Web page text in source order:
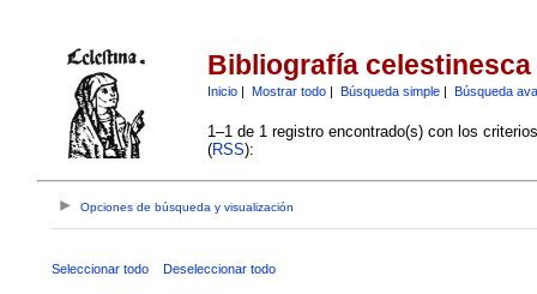
Bibliografía celestinesca
Inicio| Mostrar todo| Búsqueda simple| Búsqueda
1–1 de 1 registro encontrado(s) con los
(RSS):
Opciones de búsqueda y visualización
Seleccionar todo Deseleccionar todo